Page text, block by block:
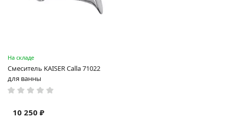
На складе
Смеситель KAISER Calla 71022
для ванны
10 250 ₽